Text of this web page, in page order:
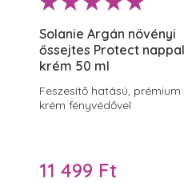
Solanie Argán növényi
őssejtes Protect
krém 50 ml
Feszesítő hatású,
krém fényvédővel
11 499 Ft